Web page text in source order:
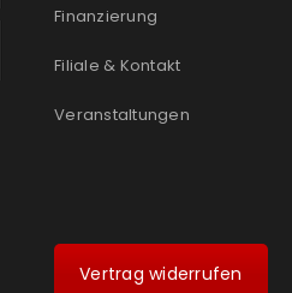
Finanzierung
Filiale & Kontakt
Veranstaltungen
Vertrag widerrufen